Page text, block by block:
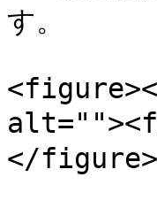
す。
</figure>